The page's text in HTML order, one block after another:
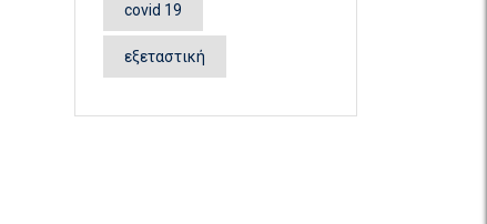
covid 19
εξεταστική